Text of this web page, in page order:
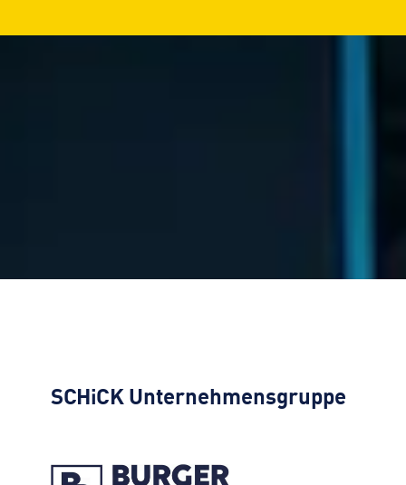
SCHiCKUnternehmensgruppe